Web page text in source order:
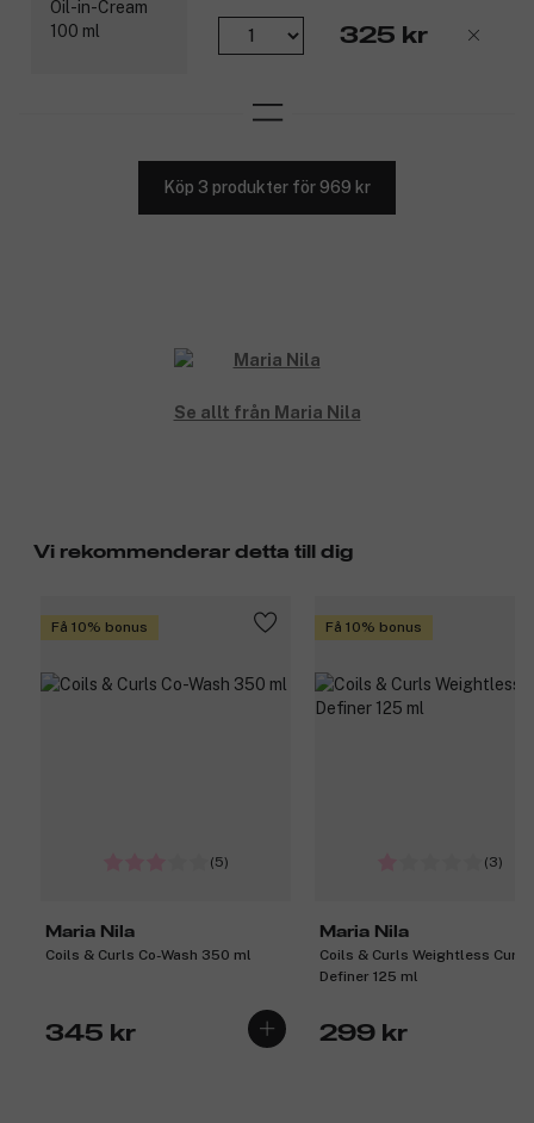
325 kr
Köp 3 produkter för 969 kr
Se allt från Maria Nila
Vi rekommenderar detta till dig
Få 10% bonus
(5)
Maria Nila
Coils & Curls Co-Wash 350 ml
345 kr
Få 10% bonus
(3)
Maria Nila
Coils & Curls Weightless Curl
Definer 125 ml
299 kr